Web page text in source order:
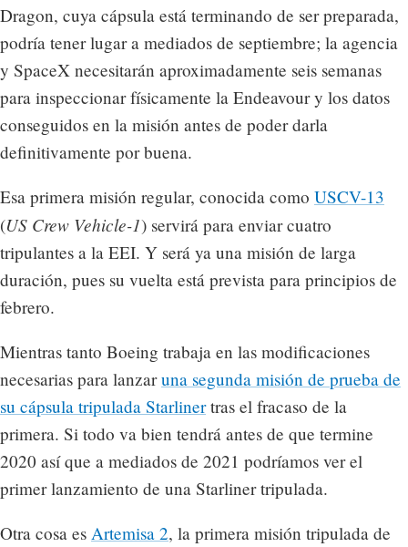
Dragon, cuya cápsula está terminando de ser preparada,
podría tener lugar a mediados de septiembre; la agencia
y SpaceX necesitarán aproximadamente seis semanas
para inspeccionar físicamente la Endeavour y los datos
conseguidos en la misión antes de poder darla
definitivamente por buena.
Esa primera misión regular, conocida como USCV-13​
(US Crew Vehicle-1) servirá para enviar cuatro
tripulantes a la EEI. Y será ya una misión de larga
duración, pues su vuelta está prevista para principios de
febrero.
Mientras tanto Boeing trabaja en las modificaciones
necesarias para lanzaruna segunda misión de prueba de
su cápsula tripulada Starlinertras el fracaso de la
primera. Si todo va bien tendrá antes de que termine
2020 así que a mediados de 2021 podríamos ver el
primer lanzamiento de una Starliner tripulada.
Otra cosa es Artemisa 2, la primera misión tripulada de